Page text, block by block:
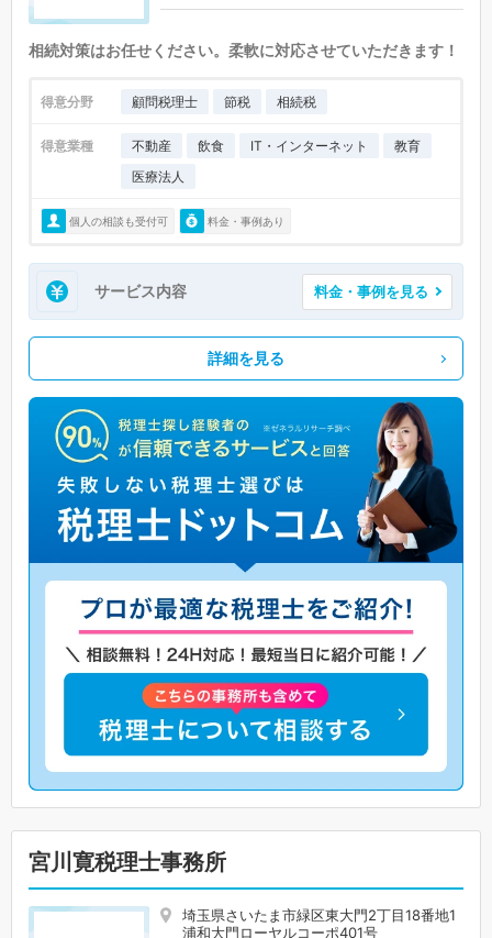
相続対策はお任せください。柔軟に対応させていただきます！
得意分野 顧問税理士 節税 相続税
得意業種 不動産 飲食 IT・インターネット
教育
医療法人
個人の相談も受付可 料金・事例あり
サービス内容 料金・事例を見る
詳細を見る
宮川寛税理士事務所
埼玉県さいたま市緑区東大門2丁目18番地1
浦和大門ローヤルコーポ401号